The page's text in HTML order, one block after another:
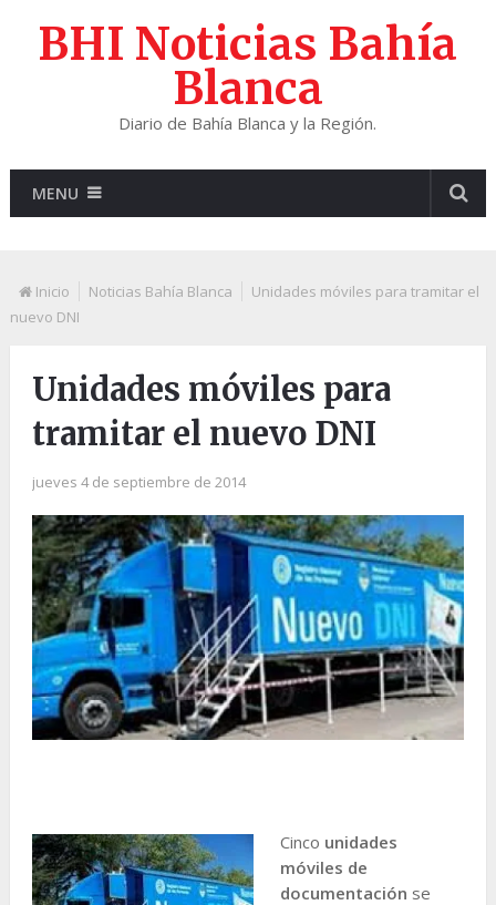
BHI Noticias Bahía
Blanca
Diario de Bahía Blanca y la Región.
MENU
Inicio Noticias Bahía Blanca
Unidades móviles para tramitar el
nuevo DNI
Unidades móviles para
tramitar el nuevo DNI
jueves 4 de septiembre de 2014
Cinco unidades
móviles de
documentación se